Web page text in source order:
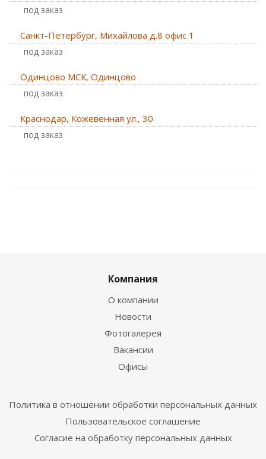
Под заказ
Санкт-Петербург, Михайлова д.8 офис 1
Под заказ
Одинцово МСК, Одинцово
Под заказ
Краснодар, Кожевенная ул., 30
Под заказ
Компания
О компании
Новости
Фотогалерея
Вакансии
Офисы
Политика в отношении обработки персональных данных
Пользовательское соглашение
Согласие на обработку персональных данных